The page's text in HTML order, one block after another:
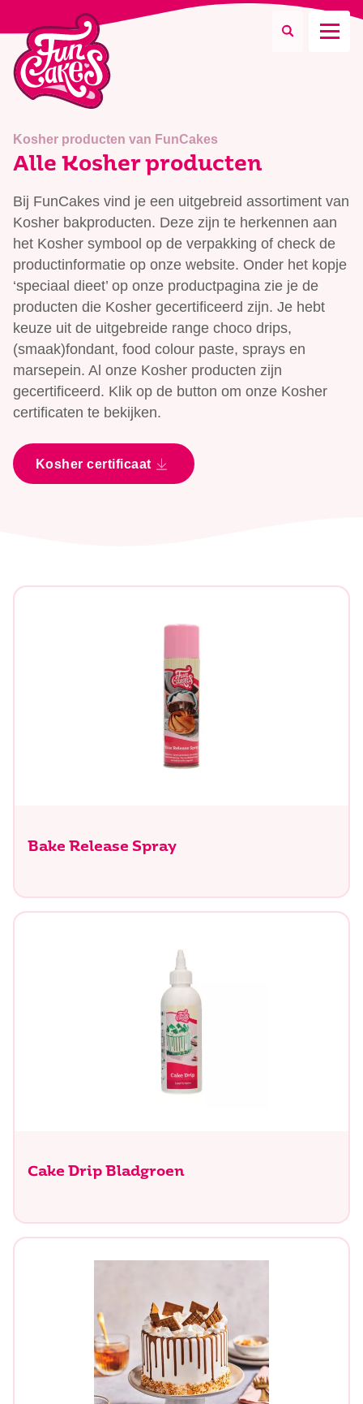
Waar ben je naar op zoek?
Zoeken
Kosher producten van FunCakes
Alle Kosher producten
Bij FunCakes vind je een uitgebreid assortiment van
Kosher bakproducten. Deze zijn te herkennen aan
het Kosher symbool op de verpakking of check de
productinformatie op onze website. Onder het kopje
‘speciaal dieet’ op onze productpagina zie je de
producten die Kosher gecertificeerd zijn. Je hebt
keuze uit de uitgebreide range choco drips,
(smaak)fondant, food colour paste, sprays en
marsepein. Al onze Kosher producten zijn
gecertificeerd. Klik op de button om onze Kosher
certificaten te bekijken.
Kosher certificaat
Bake Release Spray
Cake Drip Bladgroen